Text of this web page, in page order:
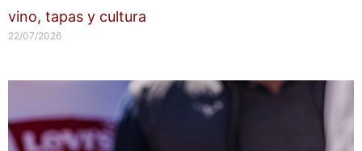
vino, tapas y cultura
22/07/2026